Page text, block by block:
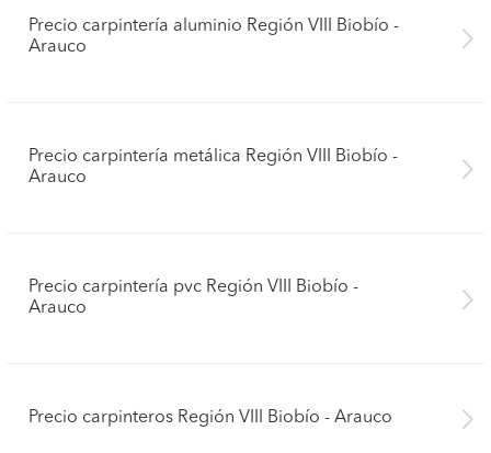
Precio carpintería aluminio Región VIII Biobío -
Arauco
Precio carpintería metálica Región VIII Biobío -
Arauco
Precio carpintería pvc Región VIII Biobío -
Arauco
Precio carpinteros Región VIII Biobío - Arauco